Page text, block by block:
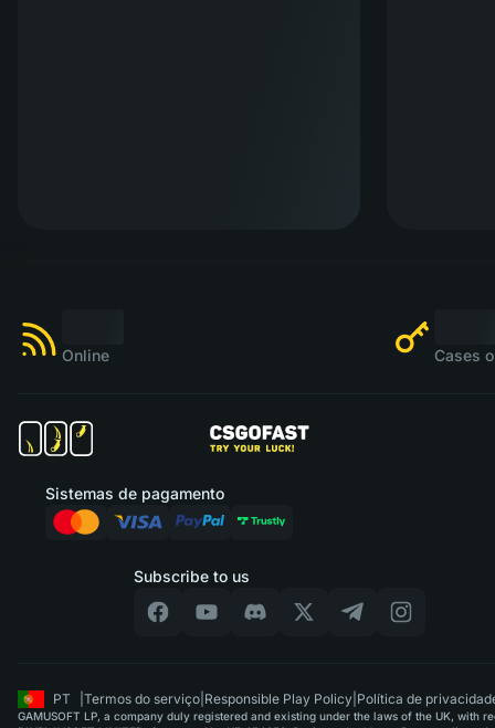
Online Cases
Subscribe to us
Sistemas de pagamento
PT Termos do serviço Responsible Play Policy Política de
GAMUSOFT LP, a company duly registered and existing under the laws of the UK, with